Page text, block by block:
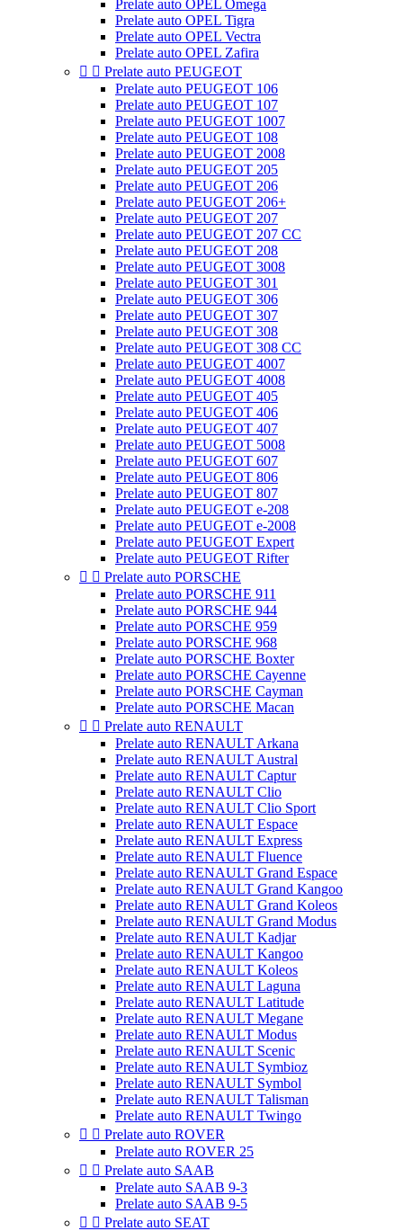
Prelate auto OPEL Omega
Prelate auto OPEL Tigra
Prelate auto OPEL Vectra
Prelate auto OPEL Zafira
  Prelate auto PEUGEOT
Prelate auto PEUGEOT 106
Prelate auto PEUGEOT 107
Prelate auto PEUGEOT 1007
Prelate auto PEUGEOT 108
Prelate auto PEUGEOT 2008
Prelate auto PEUGEOT 205
Prelate auto PEUGEOT 206
Prelate auto PEUGEOT 206+
Prelate auto PEUGEOT 207
Prelate auto PEUGEOT 207 CC
Prelate auto PEUGEOT 208
Prelate auto PEUGEOT 3008
Prelate auto PEUGEOT 301
Prelate auto PEUGEOT 306
Prelate auto PEUGEOT 307
Prelate auto PEUGEOT 308
Prelate auto PEUGEOT 308 CC
Prelate auto PEUGEOT 4007
Prelate auto PEUGEOT 4008
Prelate auto PEUGEOT 405
Prelate auto PEUGEOT 406
Prelate auto PEUGEOT 407
Prelate auto PEUGEOT 5008
Prelate auto PEUGEOT 607
Prelate auto PEUGEOT 806
Prelate auto PEUGEOT 807
Prelate auto PEUGEOT e-208
Prelate auto PEUGEOT e-2008
Prelate auto PEUGEOT Expert
Prelate auto PEUGEOT Rifter
  Prelate auto PORSCHE
Prelate auto PORSCHE 911
Prelate auto PORSCHE 944
Prelate auto PORSCHE 959
Prelate auto PORSCHE 968
Prelate auto PORSCHE Boxter
Prelate auto PORSCHE Cayenne
Prelate auto PORSCHE Cayman
Prelate auto PORSCHE Macan
  Prelate auto RENAULT
Prelate auto RENAULT Arkana
Prelate auto RENAULT Austral
Prelate auto RENAULT Captur
Prelate auto RENAULT Clio
Prelate auto RENAULT Clio Sport
Prelate auto RENAULT Espace
Prelate auto RENAULT Express
Prelate auto RENAULT Fluence
Prelate auto RENAULT Grand Espace
Prelate auto RENAULT Grand Kangoo
Prelate auto RENAULT Grand Koleos
Prelate auto RENAULT Grand Modus
Prelate auto RENAULT Kadjar
Prelate auto RENAULT Kangoo
Prelate auto RENAULT Koleos
Prelate auto RENAULT Laguna
Prelate auto RENAULT Latitude
Prelate auto RENAULT Megane
Prelate auto RENAULT Modus
Prelate auto RENAULT Scenic
Prelate auto RENAULT Symbioz
Prelate auto RENAULT Symbol
Prelate auto RENAULT Talisman
Prelate auto RENAULT Twingo
  Prelate auto ROVER
Prelate auto ROVER 25
  Prelate auto SAAB
Prelate auto SAAB 9-3
Prelate auto SAAB 9-5
  Prelate auto SEAT